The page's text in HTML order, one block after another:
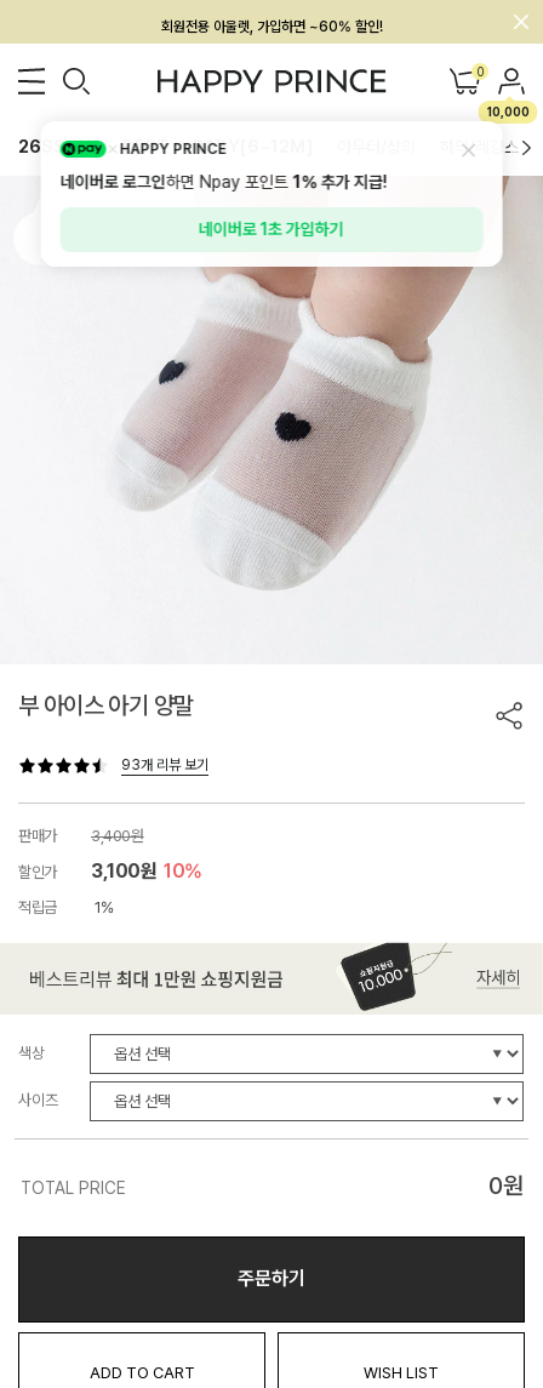
회원전용 아울렛, 가입하면 ~60% 할인!
멤버십 최대 28,000원 혜택 0
10,000
26SS 신상 BEST BABY[6~12M] 하의/레깅스
부 아이스 아기 양말
93개 리뷰 보기
판매가
3,400원
할인가
3,100원 10%
적립금 1%
색상
사이즈
TOTAL PRICE 0원
주문하기
ADD TO CART WISH LIST
HAPPY PRINCE
네이버로 로그인하면 Npay 포인트1%추가 지급!
네이버로 1초 가입하기